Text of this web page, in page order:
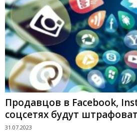
Продавцов в Facebook,
соцсетях будут
31.07.2023